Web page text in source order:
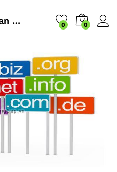
Các vấn đề liên quan đến transfer tên miền mà bạn cần nắm rõ 0 0